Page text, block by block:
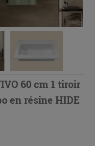
60 cm 1 tiroir
en résine HIDE